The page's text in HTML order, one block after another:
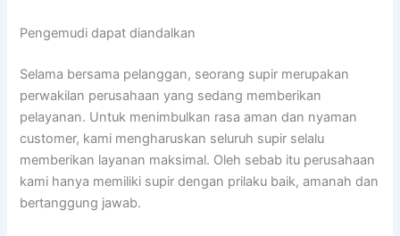
Pengemudi dapat diandalkan
Selama bersama pelanggan, seorang supir merupakan
perwakilan perusahaan yang sedang memberikan
pelayanan. Untuk menimbulkan rasa aman dan nyaman
customer, kami mengharuskan seluruh supir selalu
memberikan layanan maksimal. Oleh sebab itu perusahaan
kami hanya memiliki supir dengan prilaku baik, amanah dan
bertanggung jawab.